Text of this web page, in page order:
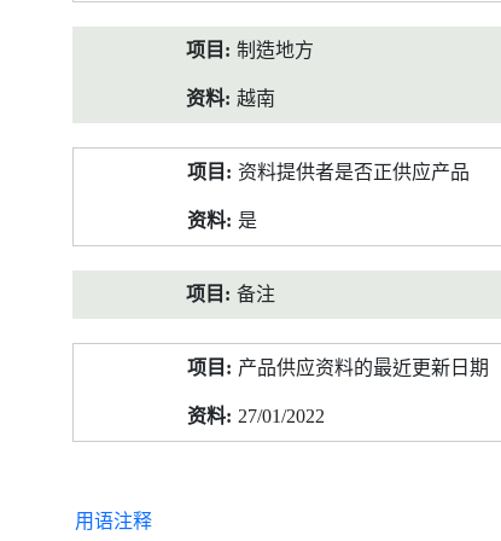
制造地方
越南
资料提供者是否正供应产品
是
备注
产品供应资料的最近更新日期
27/01/2022
用语注释